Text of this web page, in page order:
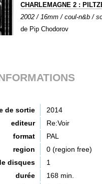
CHARLEMAGNE 2 :
2002 / 16mm / coul-n&b /
de Pip Chodorov
de sortie
2014
editeur
Re:Voir
format
PAL
region
0 (region free)
disques
1
durée
168 min.